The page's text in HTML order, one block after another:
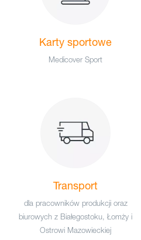
Karty sportowe
Medicover Sport
Transport
dla pracowników produkcji oraz
biurowych z Białegostoku, Łomży i
Ostrowi Mazowieckiej